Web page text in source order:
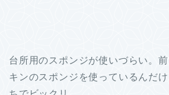
台所用のスポンジが使いづらい。
キンのスポンジを使っているんだ